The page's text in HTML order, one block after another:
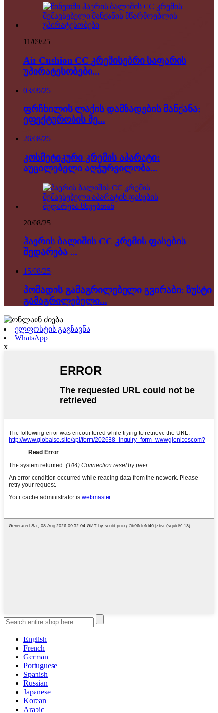
11/09/25
Air Cushion CC კრემისებრი საფარის
უპირატესობები...
03/09/25
ფრჩხილის ლაქის დამზადების მანქანა:
ეფექტურობის მე...
26/08/25
კოსმეტიკური კრემის აპარატი:
აუცილებელი აღჭურვილობა...
20/08/25
ჰაერის ბალიშის CC კრემის ფასების
შედარება ...
15/08/25
პომადის გამაგრილებელი გვირაბი: ზუსტი
გამაგრილებელი...
ელფოსტის გაგზავნა
WhatsApp
x
English
French
German
Portuguese
Spanish
Russian
Japanese
Korean
Arabic